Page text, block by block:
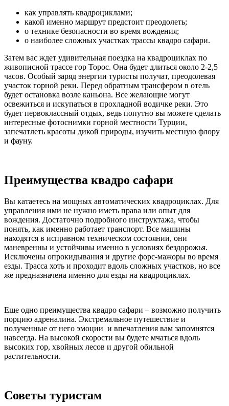
как управлять квадроциклами;
какой именно маршрут предстоит преодолеть;
о технике безопасности во время вождения;
о наиболее сложных участках трассы квадро сафари.
Затем вас ждет удивительная поездка на квадроциклах по
живописной трассе гор Торос. Она будет длиться около 2-2,5
часов. Особый заряд энергии туристы получат, преодолевая
участок горной реки. Перед обратным трансфером в отель
будет остановка возле каньона. Все желающие могут
освежиться и искупаться в прохладной водичке реки. Это
будет первоклассный отдых, ведь попутно вы можете сделать
интересные фотоснимки горной местности Турции,
запечатлеть красоты дикой природы, изучить местную флору
и фауну.
Преимущества квадро сафари
Вы катаетесь на мощных автоматических квадроциклах. Для
управления ими не нужно иметь права или опыт для
вождения. Достаточно подробного инструктажа, чтобы
понять, как именно работает транспорт. Все машины
находятся в исправном техническом состоянии, они
маневренны и устойчивы именно в условиях бездорожья.
Исключены опрокидывания и другие форс-мажоры во время
езды. Трасса хоть и проходит вдоль сложных участков, но все
же предназначена именно для езды на квадроциклах.
Еще одно преимущества квадро сафари – возможно получить
порцию адреналина. Экстремальное путешествие и
полученные от него эмоции и впечатления вам запомнятся
навсегда. На высокой скорости вы будете мчаться вдоль
высоких гор, хвойных лесов и другой обильной
растительности.
Советы туристам